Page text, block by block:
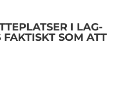
I LAG-
FAKTISKT SOM ATT